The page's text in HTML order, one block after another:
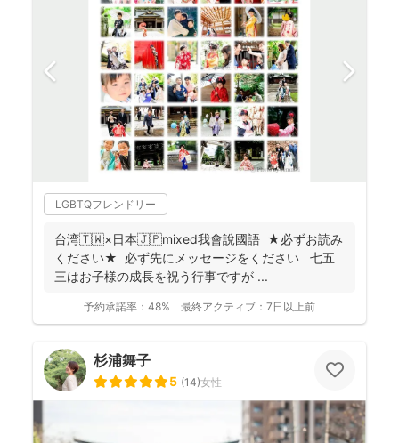
LGBTQフレンドリー
台湾🇹🇼×日本🇯🇵mixed我會說國語 ★必ずお読み
ください★ 必ず先にメッセージをください 七五
三はお子様の成長を祝う行事ですが ...
予約承諾率： 48% 最終アクティブ： 7日以上前
杉浦舞子
5 (14)女性